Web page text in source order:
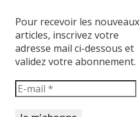
Pour recevoir les nouveaux
articles, inscrivez votre
adresse mail ci-dessous et
validez votre abonnement.